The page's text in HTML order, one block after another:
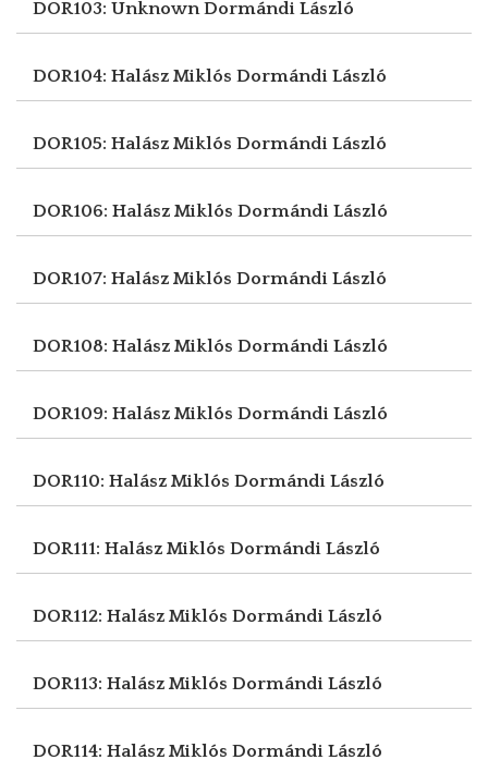
DOR103: UnknownDormándi László
DOR104: Halász Miklós Dormándi László
DOR105: Halász Miklós Dormándi László
DOR106: Halász Miklós Dormándi László
DOR107: Halász Miklós Dormándi László
DOR108: Halász Miklós Dormándi László
DOR109: Halász Miklós Dormándi László
DOR110: Halász Miklós Dormándi László
DOR111: Halász Miklós Dormándi László
DOR112: Halász Miklós Dormándi László
DOR113: Halász Miklós Dormándi László
DOR114: Halász Miklós Dormándi László